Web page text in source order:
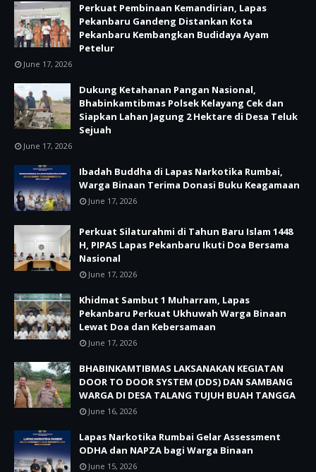
Perkuat Pembinaan Kemandirian, Lapas
Pekanbaru Gandeng Distankan Kota
Pekanbaru Kembangkan Budidaya Ayam
Petelur
June 17, 2026
Dukung Ketahanan Pangan Nasional,
Bhabinkamtibmas Polsek Kelayang Cek dan
Siapkan Lahan Jagung 2 Hektare di Desa Teluk
Sejuah
June 17, 2026
Ibadah Buddha di Lapas Narkotika Rumbai,
Warga Binaan Terima Donasi Buku Keagamaan
June 17, 2026
Perkuat Silaturahmi di Tahun Baru Islam 1448
H, PIPAS Lapas Pekanbaru Ikuti Doa Bersama
Nasional
June 17, 2026
Khidmat Sambut 1 Muharram, Lapas
Pekanbaru Perkuat Ukhuwah Warga Binaan
Lewat Doa dan Kebersamaan
June 17, 2026
BHABINKAMTIBMAS LAKSANAKAN KEGIATAN
DOOR TO DOOR SYSTEM (DDS) DAN SAMBANG
WARGA DI DESA TALANG TUJUH BUAH TANGGA
June 16, 2026
Lapas Narkotika Rumbai Gelar Assessment
ODHA dan NAPZA bagi Warga Binaan
June 15, 2026